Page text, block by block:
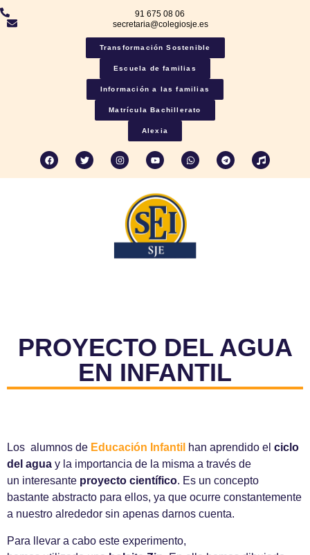
91 675 08 06
secretaria@colegiosje.es
Transformación Sostenible
Escuela de familias
Información a las familias
Matrícula Bachillerato
Alexia
PROYECTO DEL AGUA
EN INFANTIL
Los alumnos de Educación Infantil han aprendido el ciclo
del agua y la importancia de la misma a través de
un interesante proyecto científico. Es un concepto
bastante abstracto para ellos, ya que ocurre constantemente
a nuestro alrededor sin apenas darnos cuenta.
Para llevar a cabo este experimento,